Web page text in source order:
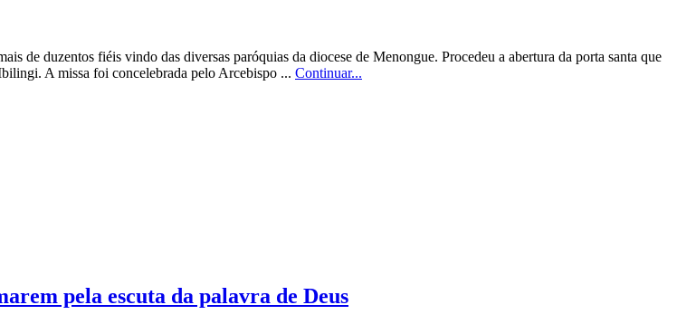
de duzentos fiéis vindo das diversas paróquias da diocese de Menongue. Procedeu a abertura da porta santa que
A missa foi concelebrada pelo Arcebispo ... Continuar...
pela escuta da palavra de Deus